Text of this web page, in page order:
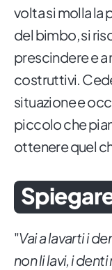
volta si molla la
del bimbo, si
prescindere e a
costruttivi.
situazione e
piccolo che
ottenere quel
"Vai a lavarti i
non li lavi, i